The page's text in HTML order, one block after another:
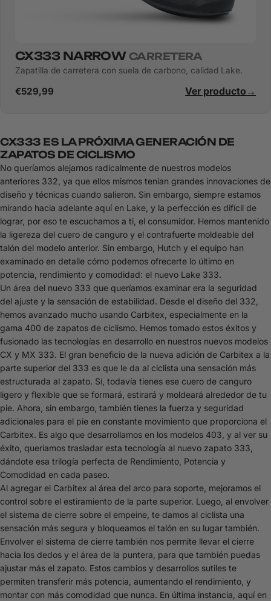
CX333 NARROW CARRETERA
Zapatilla de carretera con suela de carbono, calidad Lake.
€529,99 Ver producto →
CX333 ES LA PRÓXIMA GENERACIÓN DE
ZAPATOS DE CICLISMO
No queríamos alejarnos radicalmente de nuestros modelos
anteriores 332, ya que ellos mismos tenían grandes innovaciones de
diseño y técnicas cuando salieron. Sin embargo, siempre estamos
mirando hacia adelante aquí en Lake, y la perfección es difícil de
lograr, por eso te escuchamos a ti, el consumidor. Hemos mantenido
la ligereza del cuero de canguro y el contrafuerte moldeable del
talón del modelo anterior. Sin embargo, Hutch y el equipo han
examinado en detalle cómo podemos ofrecerte lo último en
potencia, rendimiento y comodidad: el nuevo Lake 333.
Un área del nuevo 333 que queríamos examinar era la seguridad
del ajuste y la sensación de estabilidad. Desde el diseño del 332,
hemos avanzado mucho usando Carbitex, especialmente en la
gama 400 de zapatos de ciclismo. Hemos tomado estos éxitos y
fusionado las tecnologías en desarrollo en nuestros nuevos modelos
CX y MX 333. El gran beneficio de la nueva adición de Carbitex a la
parte superior del 333 es que le da al ciclista una sensación más
estructurada al zapato. Sí, todavía tienes ese cuero de canguro
ligero y flexible que se formará, estirará y moldeará alrededor de tu
pie. Ahora, sin embargo, también tienes la fuerza y seguridad
adicionales para el pie en constante movimiento que proporciona el
Carbitex. Es algo que desarrollamos en los modelos 403, y al ver su
éxito, queríamos trasladar esta tecnología al nuevo zapato 333,
dándote esa trilogía perfecta de Rendimiento, Potencia y
Comodidad en cada paseo.
Al agregar el Carbitex al área del arco para soporte, mejoramos el
control sobre el estiramiento de la parte superior. Luego, al envolver
el sistema de cierre sobre el empeine, te damos al ciclista una
sensación más segura y bloqueamos el talón en su lugar también.
Envolver el sistema de cierre también nos permite llevar el cierre
hacia los dedos y el área de la puntera, para que también puedas
ajustar más el zapato. Estos cambios y desarrollos sutiles te
permiten transferir más potencia, aumentando el rendimiento, y
montar con más comodidad que nunca. En última instancia, aquí en